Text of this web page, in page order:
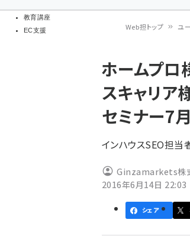
教育講座
EC支援
ン
く
ず
Web担トップ ユ
ホームプロ
スキャリ
セミナー7
インハウスSEO担
Ginzamarkets株
2016年6月14日 22:03
シェア